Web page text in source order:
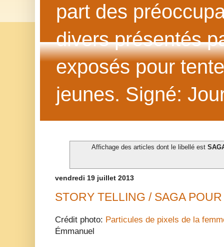
part des
divers présentés
exposés pour
jeunes. Signé:
Affichage des articles dont le libellé est
vendredi 19 juillet 2013
STORY TELLING / SAGA
Crédit photo: Particules de pixels de la
Émmanuel